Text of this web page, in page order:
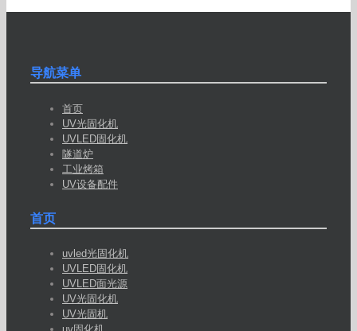
导航菜单
首页
UV光固化机
UVLED固化机
隧道炉
工业烤箱
UV设备配件
首页
uvled光固化机
UVLED固化机
UVLED面光源
UV光固化机
UV光固机